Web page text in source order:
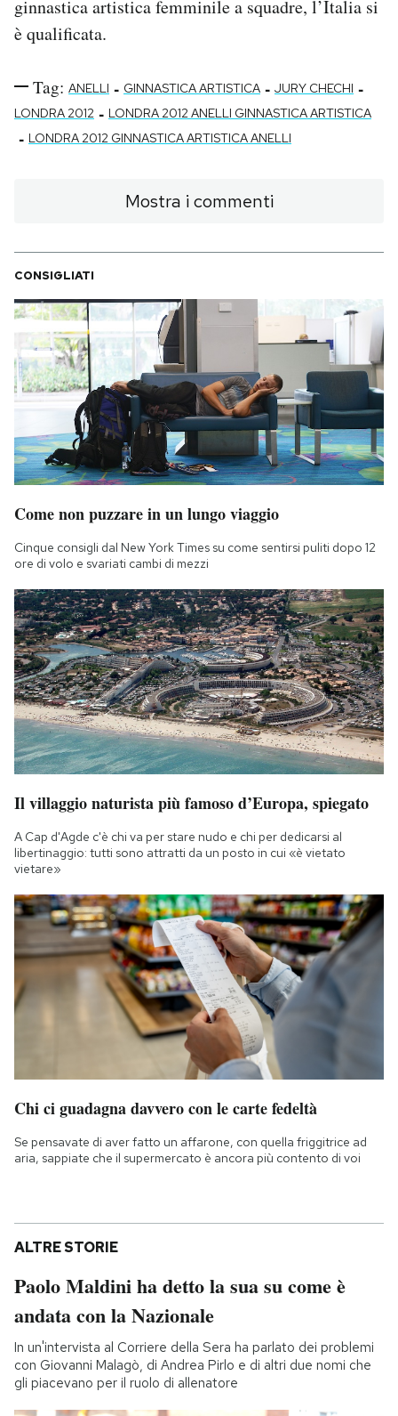
ginnastica artistica femminile a squadre, l’Italia si
è qualificata.
Tag: ANELLI - GINNASTICA ARTISTICA - JURY CHECHI -
LONDRA 2012 - LONDRA 2012 ANELLI GINNASTICA ARTISTICA
- LONDRA 2012 GINNASTICA ARTISTICA ANELLI
Mostra i commenti
CONSIGLIATI
Come non puzzare in un lungo viaggio
Cinque consigli dal New York Times su come sentirsi puliti dopo 12
ore di volo e svariati cambi di mezzi
Il villaggio naturista più famoso d’Europa, spiegato
A Cap d'Agde c'è chi va per stare nudo e chi per dedicarsi al
libertinaggio: tutti sono attratti da un posto in cui «è vietato
vietare»
Chi ci guadagna davvero con le carte fedeltà
Se pensavate di aver fatto un affarone, con quella friggitrice ad
aria, sappiate che il supermercato è ancora più contento di voi
ALTRE STORIE
Paolo Maldini ha detto la sua su come è
andata con la Nazionale
In un'intervista al Corriere della Sera ha parlato dei problemi
con Giovanni Malagò, di Andrea Pirlo e di altri due nomi che
gli piacevano per il ruolo di allenatore